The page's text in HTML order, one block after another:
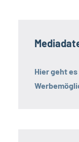
Hier geht es